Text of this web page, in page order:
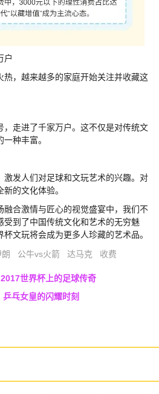
户
热，越来越多的家庭开始关注并收藏这
，走进了千家万户。这不仅是对传统文
种丰富。
激发人们对足球和文玩艺术的兴趣。对
的文化体验。
融合激情与匠心的视觉盛宴中，我们不
受到了中国传统文化和艺术的无穷魅
文玩将会成为更多人珍藏的艺术品。
公牛vs火箭 达马克 收费
世界杯上的足球传奇
乓女皇的闪耀时刻